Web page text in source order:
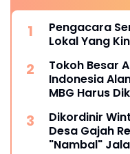
Pengacara
Lokal Yang
Tokoh Besar
Indonesia
MBG Harus
Dikordinir
Desa Gajah Rela Gotong Royong
"Nambal"